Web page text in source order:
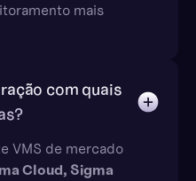
mais
com quais
VMS de mercado
Cloud, Sigma